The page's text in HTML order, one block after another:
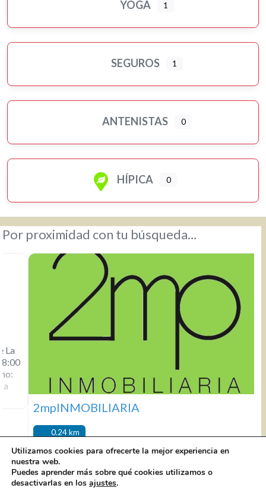
YOGA 1
SEGUROS 1
ANTENISTAS 0
HÍPICA 0
Por proximidad con tu búsqueda…
2mpINMOBILIARIA
0.24 km
2mpINMOBILIARIA C/ Panaderos, 44 Local 2
410
info@inmobiliaria2mp.es
De Lunes a viernes, de
9:00 a 14:00 y de 17:00 a 19:00 horas. Sábados, de 10:00 a
Utilizamos cookies para ofrecerte la mejor experiencia en
nuestra web.
Puedes aprender más sobre qué cookies utilizamos o
desactivarlas en los ajustes.